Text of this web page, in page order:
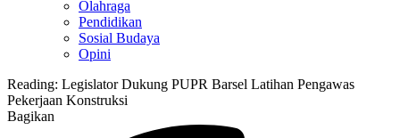
Olahraga
Pendidikan
Sosial Budaya
Opini
Reading: Legislator Dukung PUPR Barsel Latihan Pengawas
Pekerjaan Konstruksi
Bagikan